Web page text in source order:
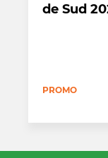
de Sud
PROMO